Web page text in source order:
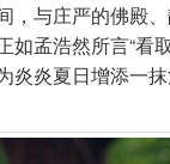
，与庄严的佛殿
孟浩然所言“看
炎炎夏日增添一